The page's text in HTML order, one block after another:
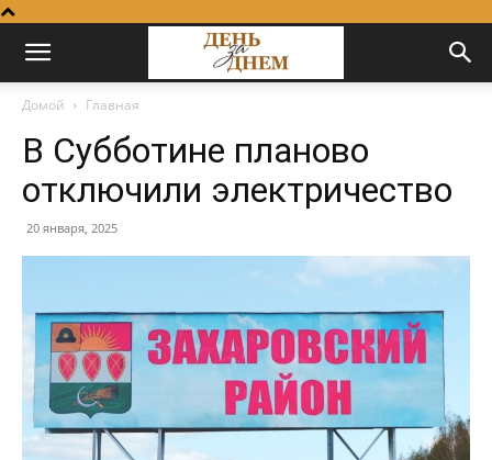
Домой Главная
В Субботине планово
отключили электричество
20 января, 2025